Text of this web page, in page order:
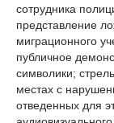
сотрудника
представление
миграционного
публичное
символики;
местах с
отведенных для